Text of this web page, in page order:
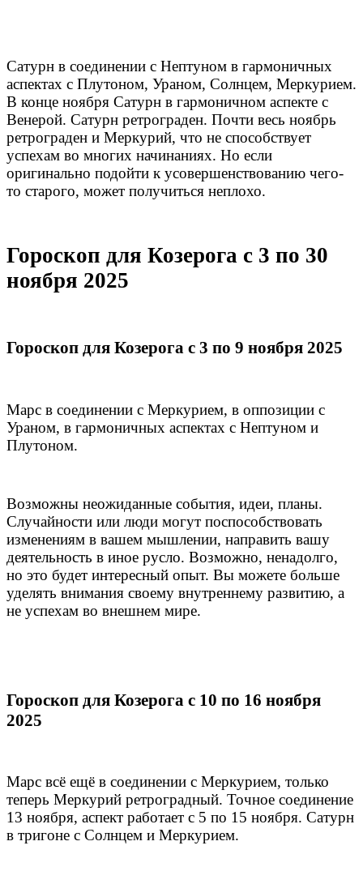
Сатурн в соединении с Нептуном в гармоничных
аспектах с Плутоном, Ураном, Солнцем, Меркурием.
В конце ноября Сатурн в гармоничном аспекте с
Венерой. Сатурн ретрограден. Почти весь ноябрь
ретрограден и Меркурий, что не способствует
успехам во многих начинаниях. Но если
оригинально подойти к усовершенствованию чего-
то старого, может получиться неплохо.
Гороскоп для Козерога с 3 по 30
ноября 2025
Гороскоп для Козерога с 3 по 9 ноября 2025
Марс в соединении с Меркурием, в оппозиции с
Ураном, в гармоничных аспектах с Нептуном и
Плутоном.
Возможны неожиданные события, идеи, планы.
Случайности или люди могут поспособствовать
изменениям в вашем мышлении, направить вашу
деятельность в иное русло. Возможно, ненадолго,
но это будет интересный опыт. Вы можете больше
уделять внимания своему внутреннему развитию, а
не успехам во внешнем мире.
Гороскоп для Козерога с 10 по 16 ноября
2025
Марс всё ещё в соединении с Меркурием, только
теперь Меркурий ретроградный. Точное соединение
13 ноября, аспект работает с 5 по 15 ноября. Сатурн
в тригоне с Солнцем и Меркурием.